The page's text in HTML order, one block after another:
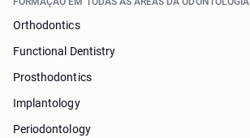
Orthodontics
Functional Dentistry
Prosthodontics
Implantology
Periodontology